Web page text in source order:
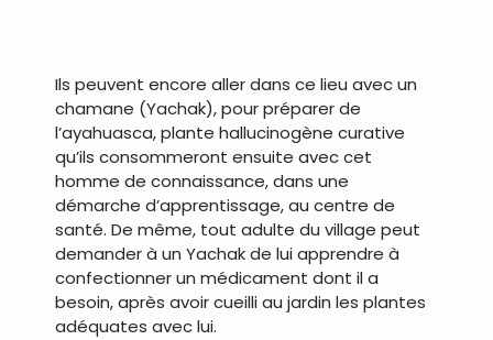
Ils peuvent encore aller dans ce lieu avec un
chamane (Yachak), pour préparer de
l’ayahuasca, plante hallucinogène curative
qu’ils consommeront ensuite avec cet
homme de connaissance, dans une
démarche d’apprentissage, au centre de
santé. De même, tout adulte du village peut
demander à un Yachak de lui apprendre à
confectionner un médicament dont il a
besoin, après avoir cueilli au jardin les plantes
adéquates avec lui.